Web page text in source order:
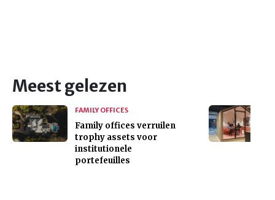
Meest gelezen
FAMILY OFFICES
Family offices verruilen
trophy assets voor
institutionele
portefeuilles